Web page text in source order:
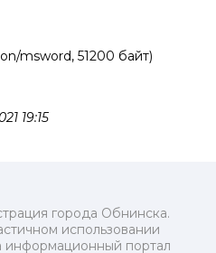
msword, 51200 байт)
19:15
города Обнинска.
использовании
информационный портал